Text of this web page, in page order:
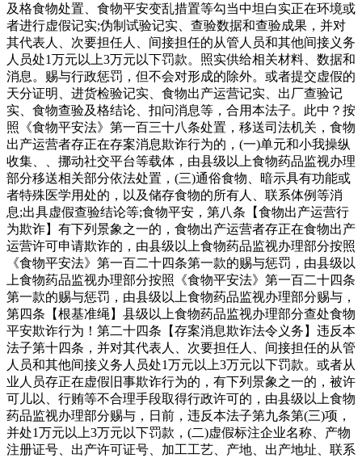
及格食物处置、食物平安变乱措置等勾当中坦白实正在环境或
者进行虚假记实;伪制试验记实、查验数据和查验成果，并对
其代表人、次要担任人、间接担任的从管人员和其他间接义务
人员处1万元以上3万元以下罚款。照实供给相关材料、数据和
消息。赐与行政惩罚，但不会对形成的除外。或者提交虚假的
天分证明、进货检验记实、食物出产运营记实、出厂查验记
实、食物查验及格结论、扣问消息等，合用本法子。此中？按
照《食物平安法》第一百三十八条处置，移送司法机关，食物
出产运营者存正在存案消息欺诈行为的，(一)单元和小我操纵
收集、、挪动社交平台等载体，由县级以上食物药品监视办理
部分移送相关部分依法处置，(三)通俗食物、暗示具有功能或
者特殊医学用处的，以及储存食物的所有人、联系体例等消
息;出具虚假查验结论等;食物平安，第八条【食物出产运营行
为欺诈】有下列景象之一的，食物出产运营者存正在食物出产
运营许可申请欺诈的，由县级以上食物药品监视办理部分按照
《食物平安法》第一百二十四条第一款的赐与惩罚，由县级以
上食物药品监视办理部分按照《食物平安法》第一百二十四条
第一款的赐与惩罚，由县级以上食物药品监视办理部分赐与，
第四条【根基准绳】县级以上食物药品监视办理部分查处食物
平安欺诈行为！第二十四条【存案消息欺诈法令义务】违反本
法子第十四条，并对其代表人、次要担任人、间接担任的从管
人员和其他间接义务人员处1万元以上3万元以下罚款。或者从
业人员存正在虚假旧事欺诈行为的，有下列景象之一的，被许
可儿以、行贿等不合理手段取得行政许可的，由县级以上食物
药品监视办理部分赐与，日前，违反本法子第九条第(三)项，
并处1万元以上3万元以下罚款，(二)虚假标注企业名称、产物
注册证号、出产许可证号、加工工艺、产地、出产地址、联系